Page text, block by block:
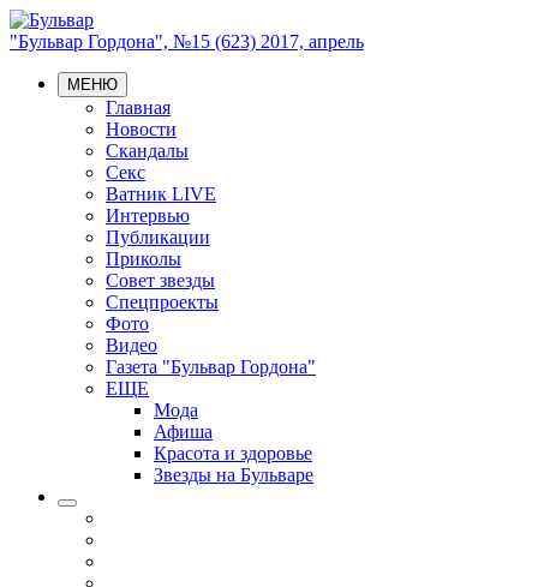
"Бульвар Гордона", №15 (623) 2017, апрель
МЕНЮ
Главная
Новости
Скандалы
Секс
Ватник LIVE
Интервью
Публикации
Приколы
Совет звезды
Спецпроекты
Фото
Видео
Газета "Бульвар Гордона"
ЕЩЕ
Мода
Афиша
Красота и здоровье
Звезды на Бульваре